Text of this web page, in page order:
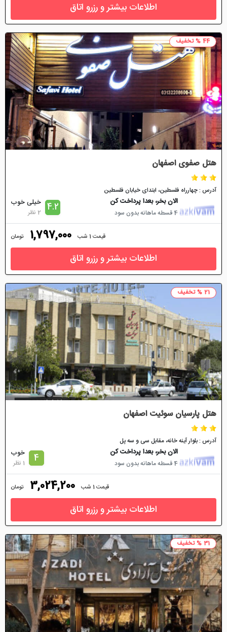
اطلاعات بیشتر و رزرو اتاق
44 % تخفیف
هتل صفوی اصفهان
آدرس : چهارراه فلسطین، ابتدای خیابان فلسطین
الان بخر، بعدا پرداخت کن
4 قسطه ماهانه بدون سود 4.2 خیلی خوب
2 نظر
قیمت 1 شب 1,797,000 تومان
اطلاعات بیشتر و رزرو اتاق
21 % تخفیف
هتل پارسیان سوئیت اصفهان
آدرس : بلوار آینه خانه، مقابل سی و سه پل
الان بخر، بعدا پرداخت کن
4 قسطه ماهانه بدون سود 4 خوب
1 نظر
قیمت 1 شب 3,024,200 تومان
اطلاعات بیشتر و رزرو اتاق
31 % تخفیف